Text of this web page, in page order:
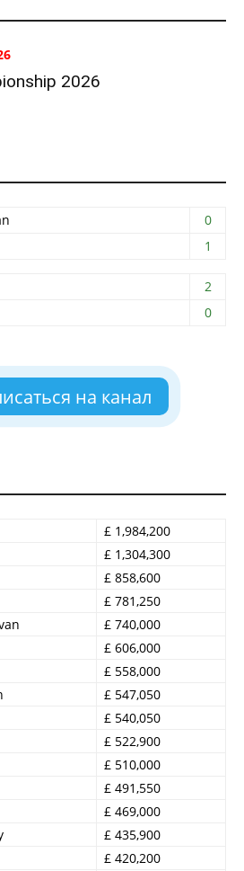
2026
0
1
2
0
на канал
£ 1,984,200
£ 1,304,300
£ 858,600
£ 781,250
£ 740,000
£ 606,000
£ 558,000
£ 547,050
£ 540,050
£ 522,900
£ 510,000
£ 491,550
£ 469,000
£ 435,900
£ 420,200